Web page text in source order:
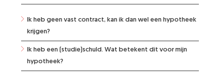
Ik heb geen vast contract, kan ik dan wel een hypotheek
krijgen?
Ik heb een (studie)schuld. Wat betekent dit voor mijn
hypotheek?